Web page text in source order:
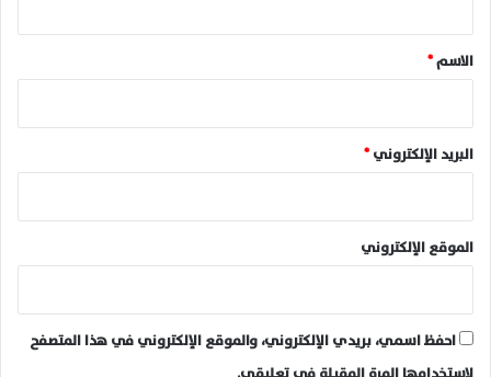
*
الاسم*
البريد الإلكتروني*
الموقع الإلكتروني
احفظ اسمي، بريدي الإلكتروني، والموقع الإلكتروني في هذا المتصفح